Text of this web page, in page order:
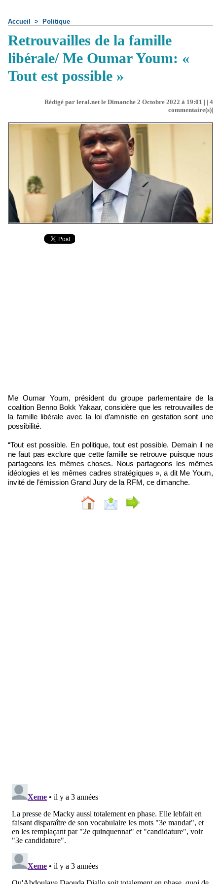
Accueil > Politique
Retrouvailles de la famille
libérale/ Me Oumar Youm: «
Tout est possible »
Rédigé par leral.net le Dimanche 2 Octobre 2022 à 19:01 | | 4
commentaire(s)|
Me Oumar Youm, président du groupe parlementaire de la
coalition Benno Bokk Yakaar, considère que les retrouvailles de
la famille libérale avec la loi d’amnistie en gestation sont une
possibilité.
“Tout est possible. En politique, tout est possible. Demain il ne
ne faut pas exclure que cette famille se retrouve puisque nous
partageons les mêmes choses. Nous partageons les mêmes
idéologies et les mêmes cadres stratégiques », a dit Me Youm,
invité de l’émission Grand Jury de la RFM, ce dimanche.